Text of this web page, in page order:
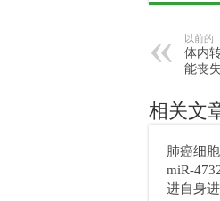
以前的
体内
能丧
相关文
肺癌细
miR-
进自身